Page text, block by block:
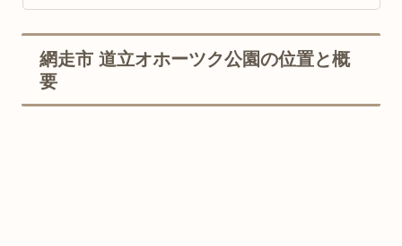
網走市 道立オホーツク公園の位置と概
要